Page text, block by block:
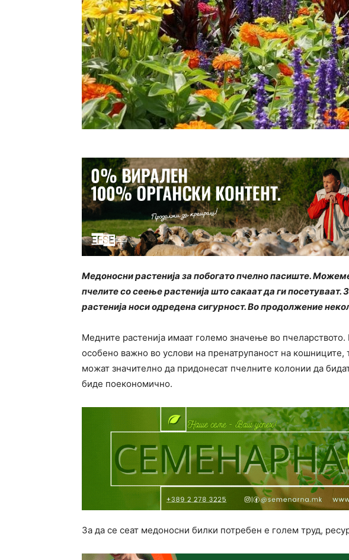
Медоносни растенија за побогато пчелно пасиште.
пчелите со сеење растенија што сакаат да ги
растенија носи одредена сигурност. Во продолжение
Медните растенија имаат големо значење во
особено важно во услови на пренатрупаност на кошниците,
можат значително да придонесат пчелните колонии да
биде поекономично.
За да се сеат медоносни билки потребен е голем труд,